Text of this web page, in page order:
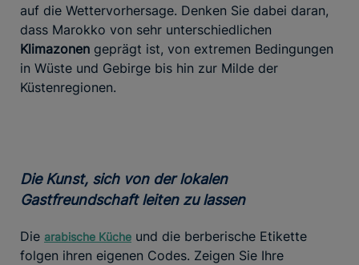
auf die Wettervorhersage. Denken Sie dabei daran,
dass Marokko von sehr unterschiedlichen
Klimazonen geprägt ist, von extremen Bedingungen
in Wüste und Gebirge bis hin zur Milde der
Küstenregionen.
Die Kunst, sich von der lokalen
Gastfreundschaft leiten zu lassen
Die arabische Küche und die berberische Etikette
folgen ihren eigenen Codes. Zeigen Sie Ihre